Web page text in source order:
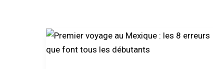
Premier
voyage